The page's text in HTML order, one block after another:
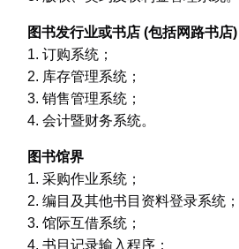
图书发行业或书店 (包括网路书店
1. 订购系统；
2. 库存管理系统；
3. 销售管理系统；
4. 会计暨财务系统。
图书馆界
1. 采购作业系统；
2. 编目及其他书目资料登录系统；
3. 馆际互借系统；
4. 书目记录输入程序；